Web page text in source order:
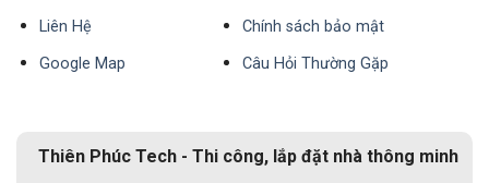
Liên Hệ
Google Map
Chính sách bảo mật
Câu Hỏi Thường Gặp
Thiên Phúc Tech - Thi công, lắp đặt nhà thông minh